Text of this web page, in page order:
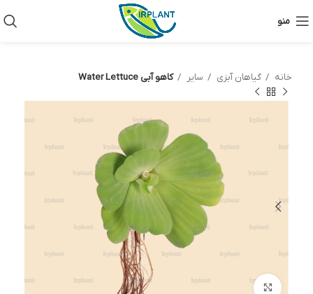
منو
خانه گیاهان آبزی سایر کاهو آبی Water Lettuce
بزرگنمایی تصویر